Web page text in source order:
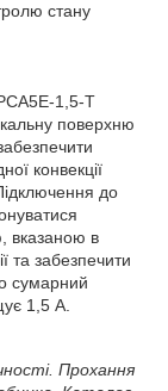
стану
РСА5Е-1,5-Т
поверхню
конвекції
до
вказаною в
та забезпечити
сумарний
1,5 А.
Прохання